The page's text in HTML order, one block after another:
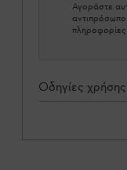
Αγοράστε
πληροφορίες
Οδηγίες χρήσης